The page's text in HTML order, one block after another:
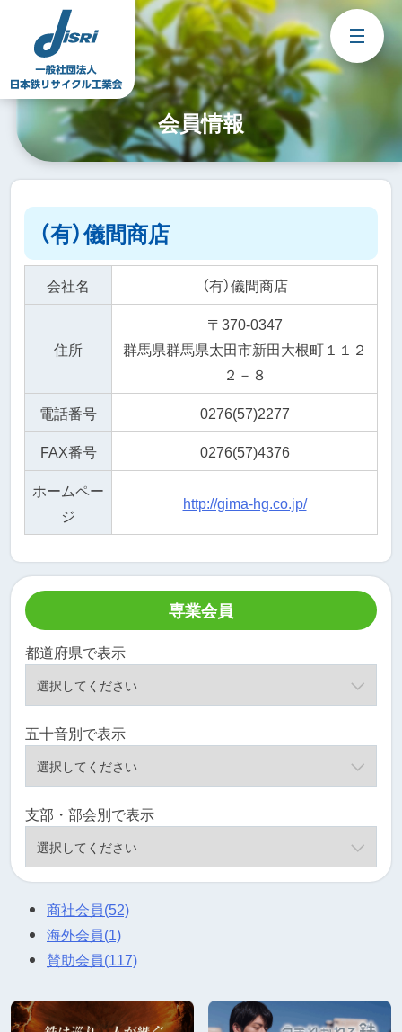
content
会員情報
（有）儀間商店
会社名 （有）儀間商店
住所
〒370-0347
群馬県群馬県太田市新田大根町１１２
２－８
電話番号
0276(57)2277
FAX番号
0276(57)4376
ホームペー
ジ
http://gima-hg.co.jp/
専業会員
都道府県で表示
五十音別で表示
支部・部会別で表示
商社会員(52)
海外会員(1)
賛助会員(117)